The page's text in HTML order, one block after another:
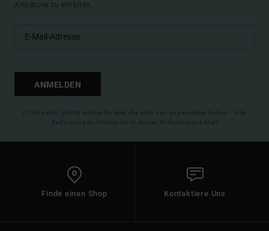
Angebote zu erhalten.
ANMELDEN
(*) Angebot gültig online für alle, die sich neu angemeldet haben - Alle
Bedingungen findest du in deiner Willkommens-Mail
Finde einen Shop Kontaktiere Uns